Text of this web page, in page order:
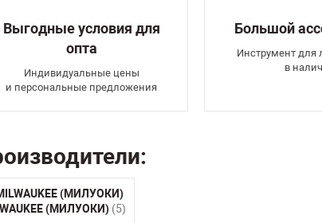
Выгодные условия для
опта
Индивидуальные цены
и персональные предложения
Большой
Инструмент для
в
(МИЛУОКИ) (5)